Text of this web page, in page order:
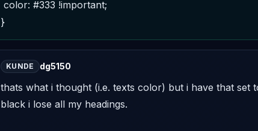
}
KUNDE dg5150
thats what i thought (i.e. texts color) but i have that set
black i lose all my headings.